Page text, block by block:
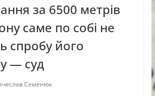
за 6500 метрів
саме по собі не
спробу його
— суд
Семенюк